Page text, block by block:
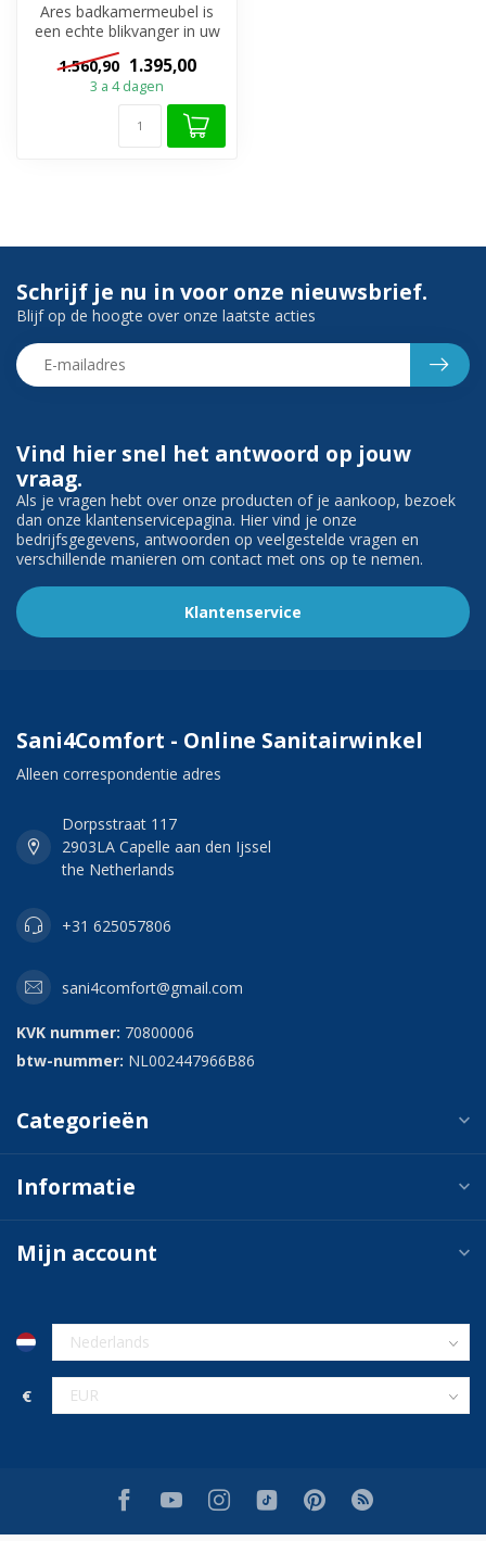
Ares badkamermeubel is
een echte blikvanger in uw
badkamer. Het meubel is
gemaa...
1.560,90 1.395,00
3 a 4 dagen
Vind hier snel het antwoord op jouw
vraag.
Als je vragen hebt over onze producten of je aankoop, bezoek
dan onze klantenservicepagina. Hier vind je onze
bedrijfsgegevens, antwoorden op veelgestelde vragen en
verschillende manieren om contact met ons op te nemen.
Klantenservice
Schrijf je nu in voor onze nieuwsbrief.
Blijf op de hoogte over onze laatste acties
Sani4Comfort - Online Sanitairwinkel
Alleen correspondentie adres
Dorpsstraat 117
2903LA Capelle aan den Ijssel
the Netherlands
+31 625057806
sani4comfort@gmail.com
KVK nummer: 70800006
btw-nummer: NL002447966B86
Categorieën
Informatie
Mijn account
€